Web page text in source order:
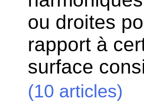
ou droites
rapport à
surface
(10 articles)